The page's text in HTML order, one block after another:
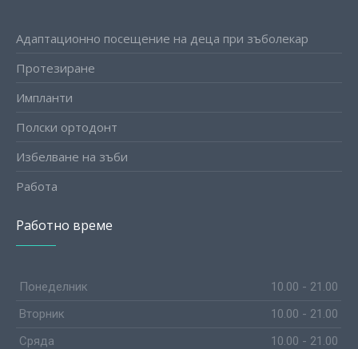
Адаптационно посещение на деца при зъболекар
Протезиране
Импланти
Полски ортодонт
Избелване на зъби
Работа
Работно време
Понеделник
10.00 - 21.00
Вторник
10.00 - 21.00
Сряда
10.00 - 21.00